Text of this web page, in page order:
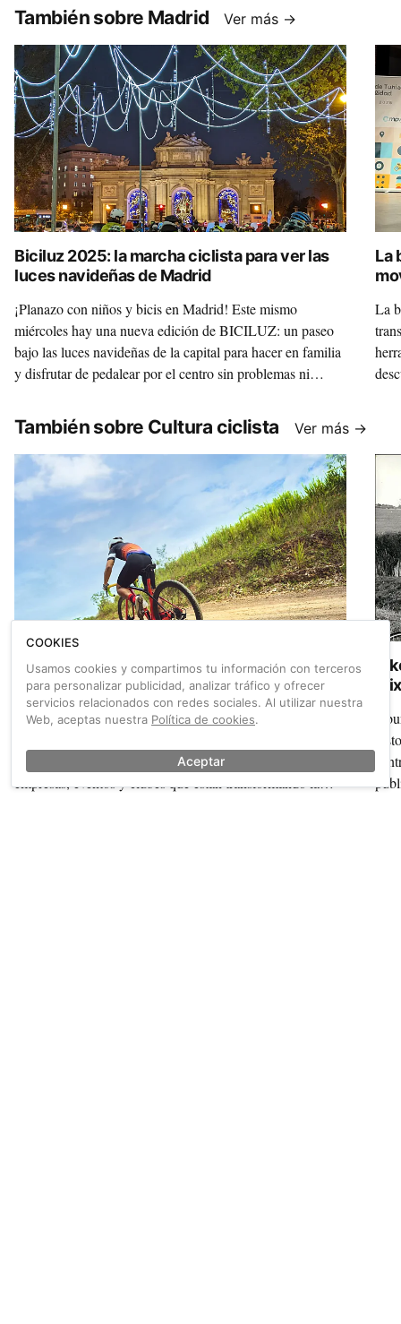
También sobre Madrid Ver más →
Biciluz 2025: la marcha ciclista para ver las
luces navideñas de Madrid
¡Planazo con niños y bicis en Madrid! Este mismo
miércoles hay una nueva edición de BICILUZ: un paseo
bajo las luces navideñas de la capital para hacer en familia
y disfrutar de pedalear por el centro sin problemas ni
La
La
También sobre Cultura ciclista Ver más →
Pedal Spain 2026 busca los proyectos gravel
más innovadores para su cita en Zaragoza
La Feria del Cicloturismo Pedal Spain abre dos
jornada de presentaciones ágiles para dar voz a destinos,
empresas, eventos y clubes que están transformando la
COOKIES
Usamos cookies y compartimos tu información con terceros
para personalizar publicidad, analizar tráfico y ofrecer
servicios relacionados con redes sociales. Al utilizar nuestra
Web, aceptas nuestra Política de cookies.
Aceptar